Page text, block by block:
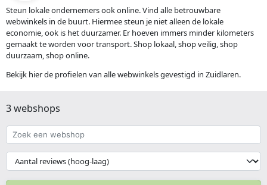
Steun lokale ondernemers ook online. Vind alle betrouwbare
webwinkels in de buurt. Hiermee steun je niet alleen de lokale
economie, ook is het duurzamer. Er hoeven immers minder kilometers
gemaakt te worden voor transport. Shop lokaal, shop veilig, shop
duurzaam, shop online.
Bekijk hier de profielen van alle webwinkels gevestigd in Zuidlaren.
3 webshops
Zoek
een
webshop
{{
__('Sort')
}}